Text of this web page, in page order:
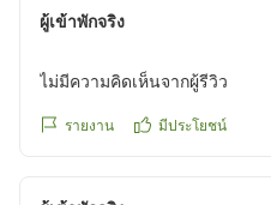
日頃よりドーミーイン秋田
この度当館は、「楽天トラ
2025」を受賞いただくこと
今後ともより一層お客様へ
ผู้เข้าพักจริง
ไม่มีความคิดเห็นจากผู้รีวิว
รายงาน มีประโยชน์